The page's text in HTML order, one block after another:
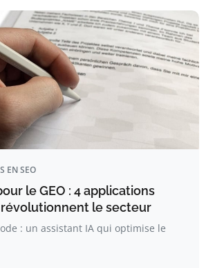
EN SEO
le GEO : 4 applications
le secteur
: un assistant IA qui optimise le